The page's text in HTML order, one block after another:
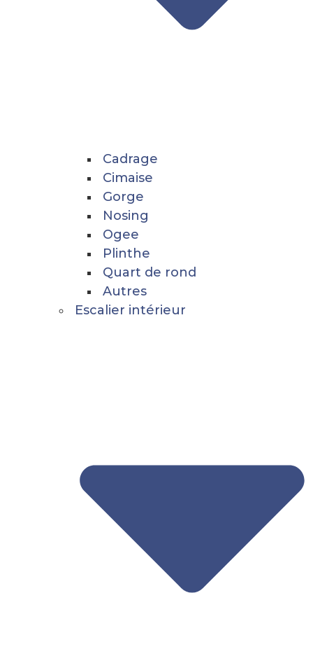
Cadrage
Cimaise
Gorge
Nosing
Ogee
Plinthe
Quart de rond
Autres
Escalier intérieur